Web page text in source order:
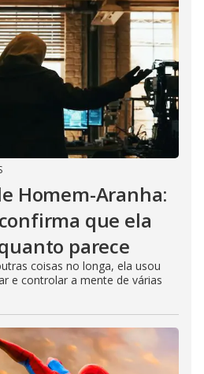
Homem-Aranha:
que ela
parece
coisas no longa, ela usou
e controlar a mente de várias